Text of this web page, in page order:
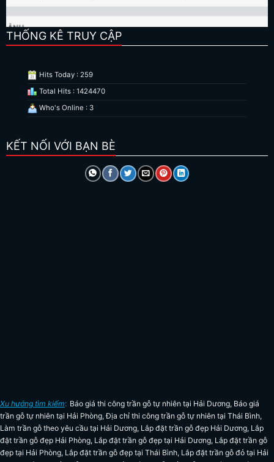
THỐNG KÊ TRUY CẬP
Hits Today : 259
Total Hits : 1424470
Who's Online : 3
KẾT NỐI VỚI BẠN BÈ
Xu hướng tìm kiếm: Báo giá thi công trần gỗ tự nhiên tại Hải Dương, Báo giá
trần gỗ tự nhiên tại Hải Phòng,Địa chỉ thi công trần gỗ tự nhiên tại Thái Bình,
Làm trần gỗ theo yêu cầu tại Hải Dương, Lắp đặt trần gỗ đẹp Hải Dương, Lắp
đặt trần gỗ đẹp Hải Phòng, Lắp đặt trần gỗ đẹp tại Hải Dương, Lắp đặt trần gỗ
đẹp tại Hải Phòng, Lắp đặt trần gỗ đẹp tại Thái Bình, Lắp đặt trần gỗ đỏ tại Hải